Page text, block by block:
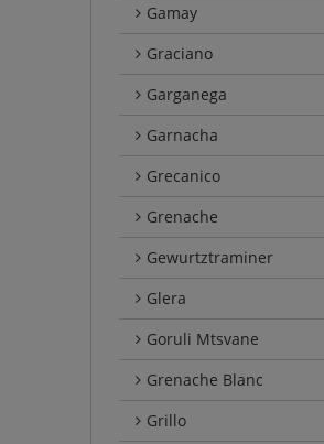
Gamay
Graciano
Garganega
Garnacha
Grecanico
Grenache
Gewurtztraminer
Glera
Goruli Mtsvane
Grenache Blanc
Grillo